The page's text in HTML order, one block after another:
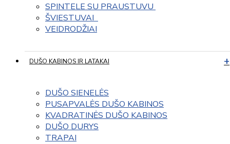
SPINTELE SU PRAUSTUVU
ŠVIESTUVAI
VEIDRODŽIAI
DUŠO KABINOS IR LATAKAI
DUŠO SIENELĖS
PUSAPVALĖS DUŠO KABINOS
KVADRATINĖS DUŠO KABINOS
DUŠO DURYS
TRAPAI